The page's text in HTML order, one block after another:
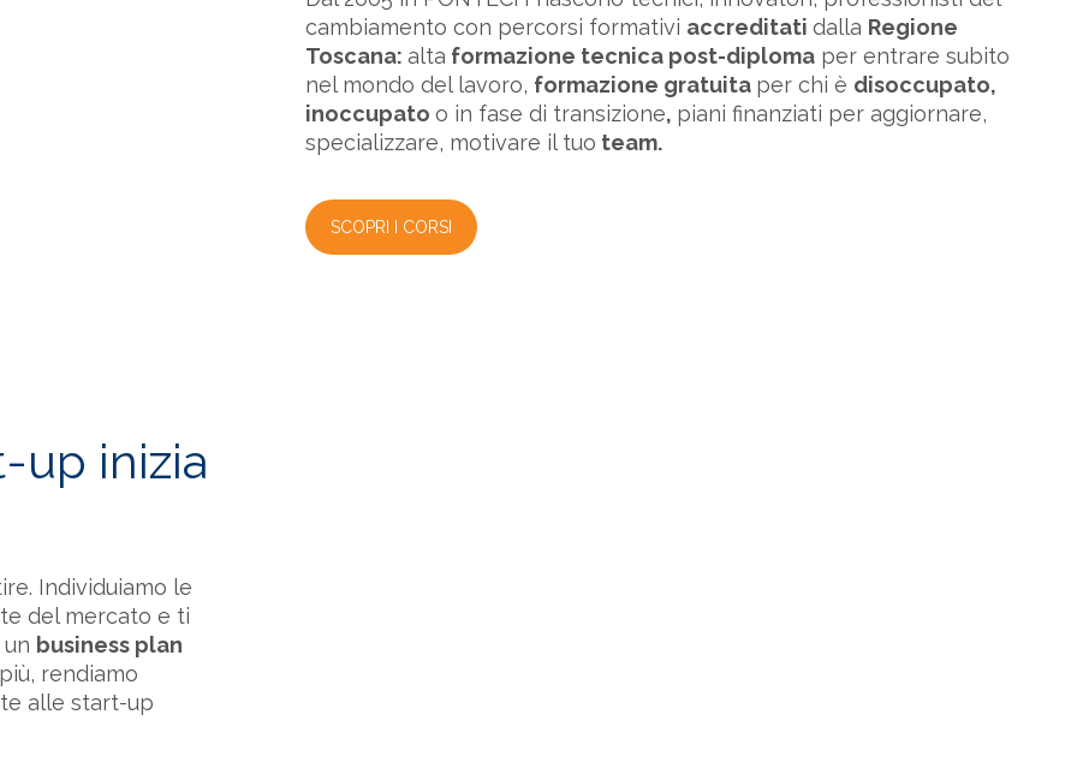
cambiamento con percorsi formativi accreditati dalla Regione
Toscana: alta formazione tecnica post-diploma per entrare subito
nel mondo del lavoro, formazione gratuita per chi è disoccupato,
inoccupato o in fase di transizione, piani finanziati per aggiornare,
specializzare, motivare il tuo team.
SCOPRI I CORSI
up inizia
Individuiamo le
del mercato e ti
business plan
rendiamo
alle start-up